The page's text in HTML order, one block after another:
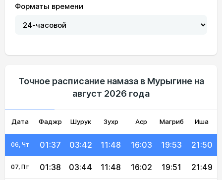
Форматы времени
Точное расписание намаза в Мурыгине на
август 2026 года
Дата Фаджр Шурук Зухр Аср Магриб Иша
02, Вс 01:33 03:33 11:48 16:07 20:03 21:55
03, Пн 01:34 03:35 11:48 16:06 20:01 21:54
03:37 16:05
05, Ср 01:36 03:40 11:48 16:04 19:56 21:52
06, Чт 01:37 03:42 11:48 16:03 19:53 21:50
07, Пт 01:38 03:44 11:48 16:02 19:51 21:49